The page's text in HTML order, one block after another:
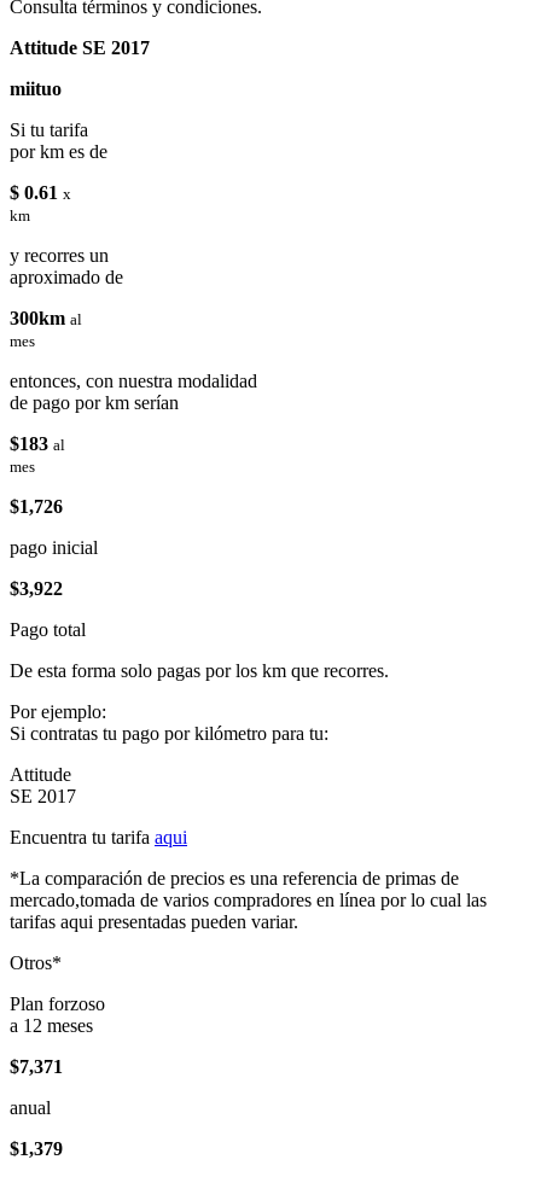
Consulta términos y condiciones.
Attitude SE 2017
miituo
Si tu tarifa
por km es de
$ 0.61 x
km
y recorres un
aproximado de
300km al
mes
entonces, con nuestra modalidad
de pago por km serían
$183 al
mes
$1,726
pago inicial
$3,922
Pago total
De esta forma solo pagas por los km que recorres.
Por ejemplo:
Si contratas tu pago por kilómetro para tu:
Attitude
SE 2017
Encuentra tu tarifa aqui
*La comparación de precios es una referencia de primas de
mercado,tomada de varios compradores en línea por lo cual las
tarifas aqui presentadas pueden variar.
Otros*
Plan forzoso
a 12 meses
$7,371
anual
$1,379